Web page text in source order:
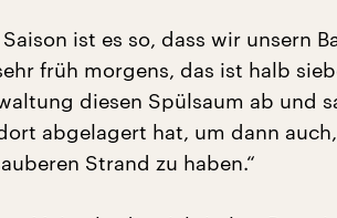
Saison ist es so, dass wir unsern
früh morgens, das ist halb
diesen Spülsaum ab und
abgelagert hat, um dann
Strand zu haben.“